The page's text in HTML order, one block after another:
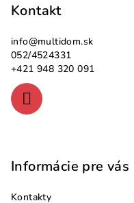
Kontakt
info@multidom.sk
052/4524331
+421 948 320 091
Informácie pre vás
Kontakty